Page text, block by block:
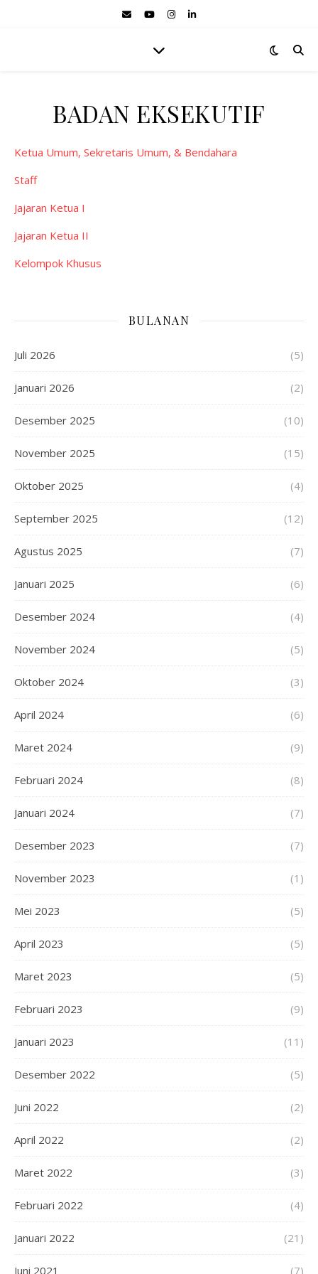
BADAN EKSEKUTIF
Ketua Umum, Sekretaris Umum, & Bendahara
Staff
Jajaran Ketua I
Jajaran Ketua II
Kelompok Khusus
BULANAN
Juli 2026 (5)
Januari 2026 (2)
Desember 2025 (10)
November 2025 (15)
Oktober 2025 (4)
September 2025 (12)
Agustus 2025 (7)
Januari 2025 (6)
Desember 2024 (4)
November 2024 (5)
Oktober 2024 (3)
April 2024 (6)
Maret 2024 (9)
Februari 2024 (8)
Januari 2024 (7)
Desember 2023 (7)
November 2023 (1)
Mei 2023 (5)
April 2023 (5)
Maret 2023 (5)
Februari 2023 (9)
Januari 2023 (11)
Desember 2022 (5)
Juni 2022 (2)
April 2022 (2)
Maret 2022 (3)
Februari 2022 (4)
Januari 2022 (21)
Juni 2021 (7)